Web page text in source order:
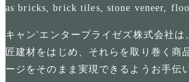
as bricks, brick tiles, stone veneer,
キャン'エンタープライゼズ株式会社
匠建材をはじめ、それらを取り巻く商
ージをそのまま実現できるようお手伝